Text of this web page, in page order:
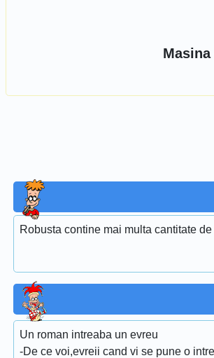
Robusta contine mai multa cantitate
Un roman intreaba un evreu
-De ce voi,evreii cand vi se pune o